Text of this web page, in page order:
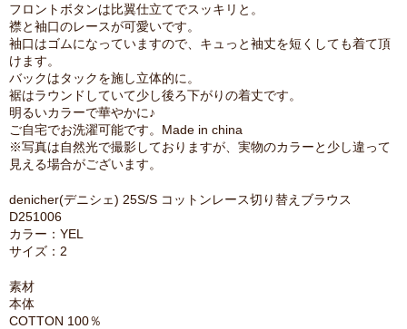
フロントボタンは比翼仕立てでスッキリと。
襟と袖口のレースが可愛いです。
袖口はゴムになっていますので、キュっと袖丈を短くしても着て頂
けます。
バックはタックを施し立体的に。
裾はラウンドしていて少し後ろ下がりの着丈です。
明るいカラーで華やかに♪
ご自宅でお洗濯可能です。Made in china
※写真は自然光で撮影しておりますが、実物のカラーと少し違って
見える場合がございます。
denicher(デニシェ) 25S/S コットンレース切り替えブラウス
D251006
カラー：YEL
サイズ：2
素材
本体
COTTON 100％